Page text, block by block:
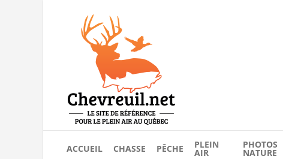
ACCUEIL CHASSE PÊCHE PLEIN
AIR
PHOTOS
NATURE